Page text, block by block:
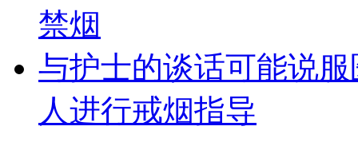
禁烟
与护士的谈话可能说
人进行戒烟指导